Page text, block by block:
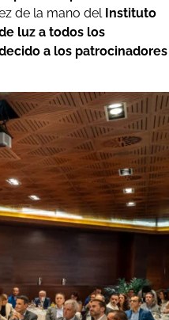
de la mano del Instituto
luz a todos los
a los patrocinadores